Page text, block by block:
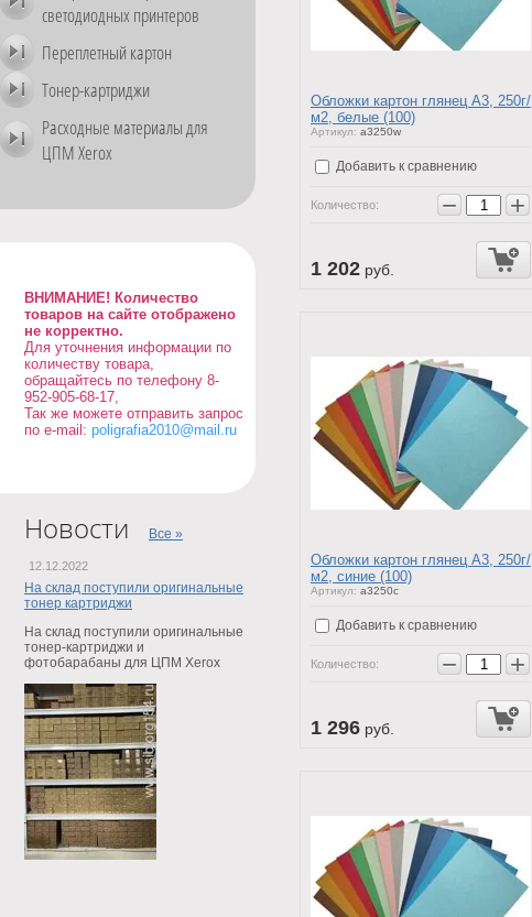
Обложки картон глянец А3, 250г/
м2, белые (100)
Артикул: a3250w
Добавить к сравнению
Количество: − +
1 202 руб.
Обложки картон глянец А3, 250г/
м2, синие (100)
Артикул: a3250c
Добавить к сравнению
Количество: − +
1 296 руб.
Купить
светодиодных принтеров
Переплетный картон
Тонер-картриджи
Расходные материалы для
ЦПМ Xerox
ВНИМАНИЕ! Количество
товаров на сайте отображено
не корректно.
Для уточнения информации по
количеству товара,
обращайтесь по телефону 8-
952-905-68-17,
Так же можете отправить запрос
по e-mail: poligrafia2010@mail.ru
Новости Все »
12.12.2022
На склад поступили оригинальные
тонер картриджи
На склад поступили оригинальные
тонер-картриджи и
фотобарабаны для ЦПМ Xerox